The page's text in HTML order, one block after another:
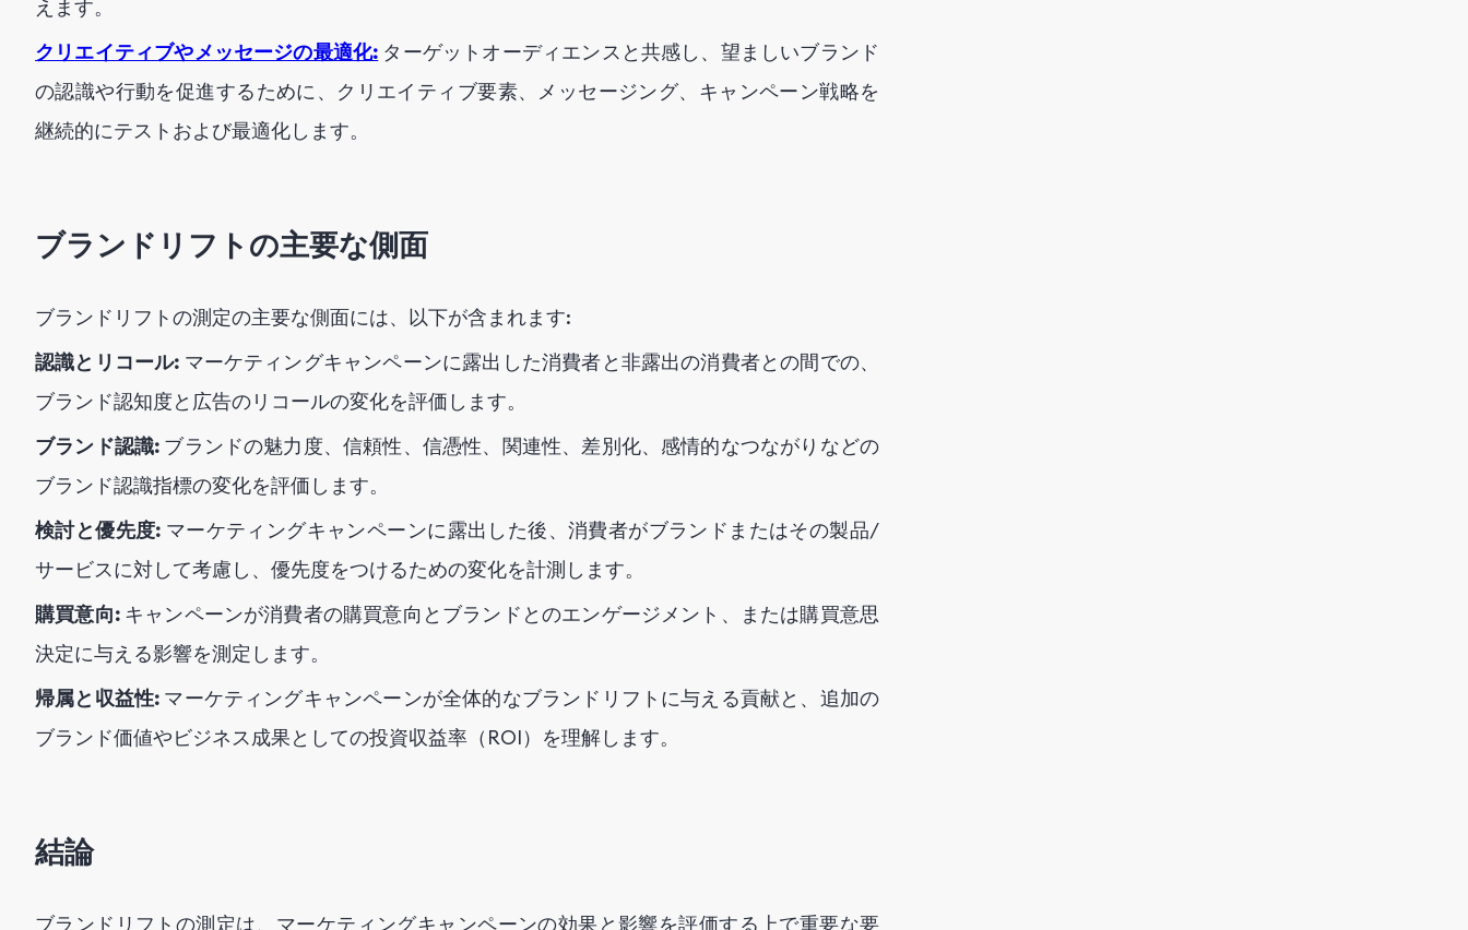
えます。
クリエイティブやメッセージの最適化: ターゲットオーディエンスと共感し、望ましいブランド
の認識や行動を促進するために、クリエイティブ要素、メッセージング、キャンペーン戦略を
継続的にテストおよび最適化します。
ブランドリフトの主要な側面
ブランドリフトの測定の主要な側面には、以下が含まれます:
認識とリコール: マーケティングキャンペーンに露出した消費者と非露出の消費者との間での、
ブランド認知度と広告のリコールの変化を評価します。
ブランド認識: ブランドの魅力度、信頼性、信憑性、関連性、差別化、感情的なつながりなどの
ブランド認識指標の変化を評価します。
検討と優先度: マーケティングキャンペーンに露出した後、消費者がブランドまたはその製品/
サービスに対して考慮し、優先度をつけるための変化を計測します。
購買意向:キャンペーンが消費者の購買意向とブランドとのエンゲージメント、または購買意思
決定に与える影響を測定します。
帰属と収益性: マーケティングキャンペーンが全体的なブランドリフトに与える貢献と、追加の
ブランド価値やビジネス成果としての投資収益率（ROI）を理解します。
結論
ブランドリフトの測定は、マーケティングキャンペーンの効果と影響を評価する上で重要な要